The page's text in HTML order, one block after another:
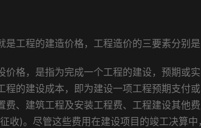
程的建造价格，工程造价的三要素分别是
格，是指为完成一个工程的建设，预期或
程的建设成本，即为建设一项工程预期支付
费、建筑工程及安装工程费、工程建设其他
收)。尽管这些费用在建设项目的竣工决算